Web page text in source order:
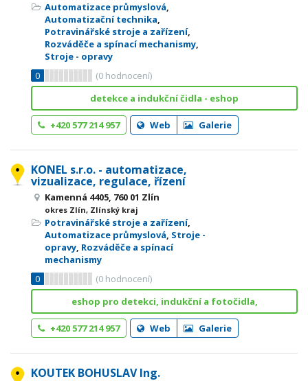
Automatizace průmyslová,
Automatizační technika,
Potravinářské stroje a zařízení,
Rozváděče a spínací mechanismy,
Stroje - opravy
0
(0 hodnocení)
detekce a indukční čidla - eshop
+420 577 214 957 Web Galerie
KONEL s.r.o. - automatizace,
vizualizace, regulace, řízení
Kamenná 4405, 760 01 Zlín
okres Zlín, Zlínský kraj
Potravinářské stroje a zařízení,
Automatizace průmyslová, Stroje -
opravy, Rozváděče a spínací
mechanismy
0
(0 hodnocení)
eshop pro detekci, indukční a fotočidla,
+420 577 214 957 Web Galerie
KOUTEK BOHUSLAV Ing.